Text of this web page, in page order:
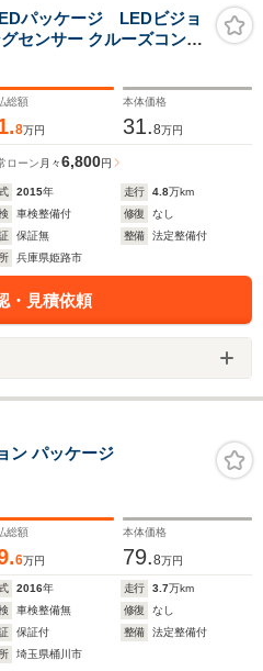
パッケージ LEDビジョ
総額
8万円
本体価格
31.8万円
ローン 月々6,800円
2015年 走行 4.8万km
車検整備付 修復
なし
保証無 整備
法定整備付
兵庫県姫路市
・見積依頼
ン パッケージ
総額
6万円
本体価格
79.8万円
2016年 走行 3.7万km
車検整備無 修復
なし
保証付 整備
法定整備付
埼玉県桶川市